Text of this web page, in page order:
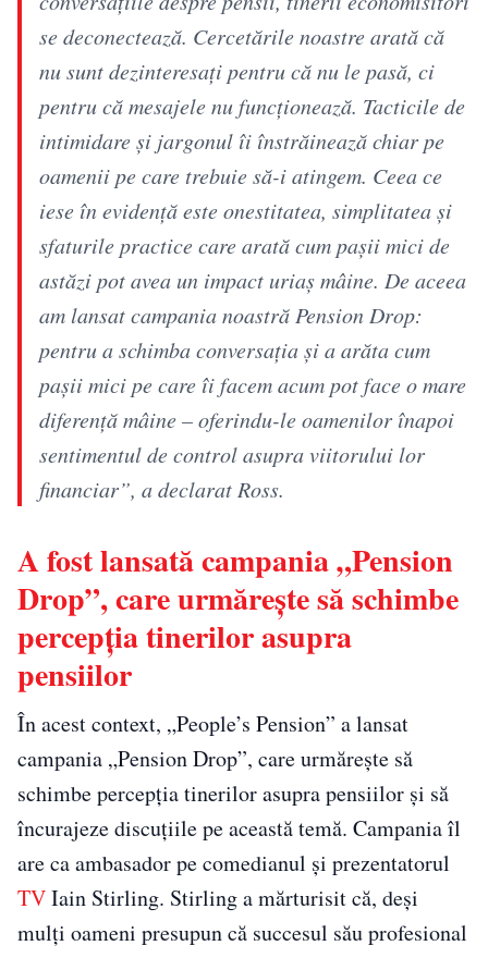
se deconectează. Cercetările noastre arată că
nu sunt dezinteresați pentru că nu le pasă, ci
pentru că mesajele nu funcționează. Tacticile de
intimidare și jargonul îi înstrăinează chiar pe
oamenii pe care trebuie să-i atingem. Ceea ce
iese în evidență este onestitatea, simplitatea și
sfaturile practice care arată cum pașii mici de
astăzi pot avea un impact uriaș mâine. De aceea
am lansat campania noastră Pension Drop:
pentru a schimba conversația și a arăta cum
pașii mici pe care îi facem acum pot face o mare
diferență mâine – oferindu-le oamenilor înapoi
sentimentul de control asupra viitorului lor
financiar”, a declarat Ross.
A fost lansată campania „Pension
Drop”, care urmărește să schimbe
percepția tinerilor asupra
pensiilor
În acest context, „People’s Pension” a lansat
campania „Pension Drop”, care urmărește să
schimbe percepția tinerilor asupra pensiilor și să
încurajeze discuțiile pe această temă. Campania îl
are ca ambasador pe comedianul și prezentatorul
TVIain Stirling. Stirling a mărturisit că, deși
mulți oameni presupun că succesul său profesional